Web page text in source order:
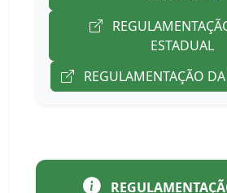
ESTADUAL
REGULAMENTAÇÃO